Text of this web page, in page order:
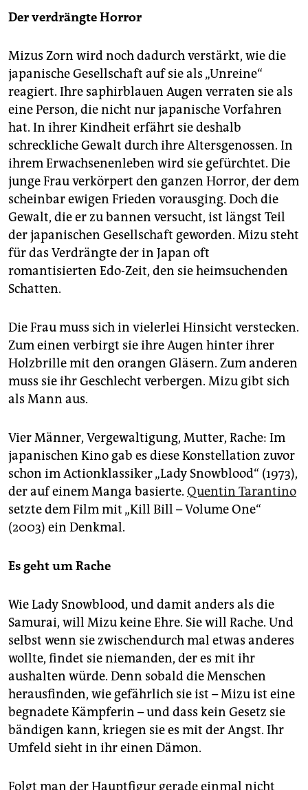
Der verdrängte Horror
Mizus Zorn wird noch dadurch verstärkt, wie die
japanische Gesellschaft auf sie als „Unreine“
reagiert. Ihre saphirblauen Augen verraten sie als
eine Person, die nicht nur japanische Vorfahren
hat. In ihrer Kindheit erfährt sie deshalb
schreckliche Gewalt durch ihre Altersgenossen. In
ihrem Erwachsenenleben wird sie gefürchtet. Die
junge Frau verkörpert den ganzen Horror, der dem
scheinbar ewigen Frieden vorausging. Doch die
Gewalt, die er zu bannen versucht, ist längst Teil
der japanischen Gesellschaft geworden. Mizu steht
für das Verdrängte der in Japan oft
romantisierten Edo-Zeit, den sie heimsuchenden
Schatten.
Die Frau muss sich in vielerlei Hinsicht verstecken.
Zum einen verbirgt sie ihre Augen hinter ihrer
Holzbrille mit den orangen Gläsern. Zum anderen
muss sie ihr Geschlecht verbergen. Mizu gibt sich
als Mann aus.
Vier Männer, Vergewaltigung, Mutter, Rache: Im
japanischen Kino gab es diese Konstellation zuvor
schon im Actionklassiker „Lady Snowblood“ (1973),
der auf einem Manga basierte. Quentin Tarantino
setzte dem Film mit „Kill Bill – Volume One“
(2003) ein Denkmal.
Es geht um Rache
Wie Lady Snowblood, und damit anders als die
Samurai, will Mizu keine Ehre. Sie will Rache. Und
selbst wenn sie zwischendurch mal etwas anderes
wollte, findet sie niemanden, der es mit ihr
aushalten würde. Denn sobald die Menschen
herausfinden, wie gefährlich sie ist – Mizu ist eine
begnadete Kämpferin – und dass kein Gesetz sie
bändigen kann, kriegen sie es mit der Angst. Ihr
Umfeld sieht in ihr einen Dämon.
Folgt man der Hauptfigur gerade einmal nicht